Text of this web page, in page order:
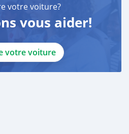
votre voiture?
vous aider!
votre voiture